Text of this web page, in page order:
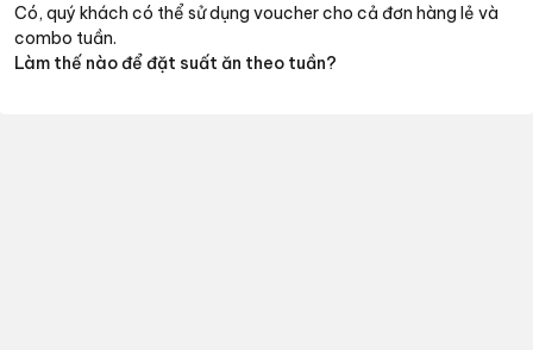
Có, quý khách có thể sử dụng voucher cho cả đơn hàng lẻ và
combo tuần.
Làm thế nào để đặt suất ăn theo tuần?